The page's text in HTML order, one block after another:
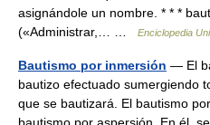
asignándole un nombre. * * *
(«Administrar,… …
Enciclopedia
Bautismo por inmersión — El
bautizo efectuado sumergiendo
que se bautizará. El bautismo